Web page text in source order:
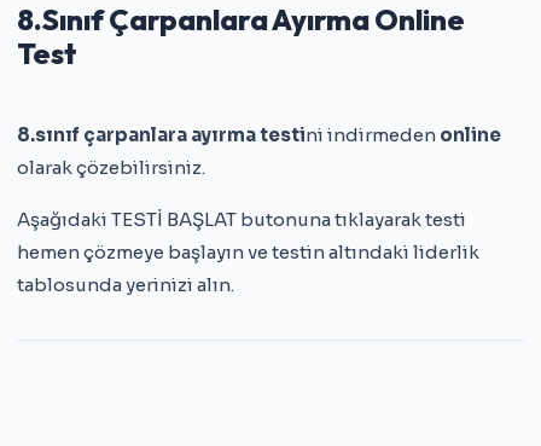
8.Sınıf Çarpanlara Ayırma Online
Test
8.sınıf çarpanlara ayırma testini indirmeden online
olarak çözebilirsiniz.
Aşağıdaki TESTİ BAŞLAT butonuna tıklayarak testi
hemen çözmeye başlayın ve testin altındaki liderlik
tablosunda yerinizi alın.